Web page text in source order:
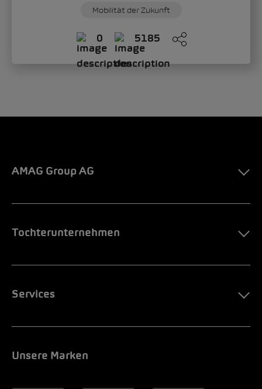
Mobilität der Zukunft
0 5185
AMAG Group AG
Tochterunternehmen
Services
Unsere Marken